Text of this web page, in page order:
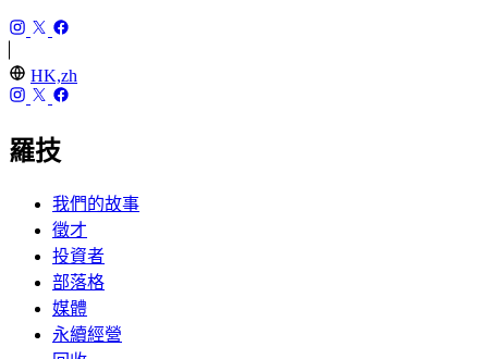
HK,zh
羅技
我們的故事
徵才
投資者
部落格
媒體
永續經營